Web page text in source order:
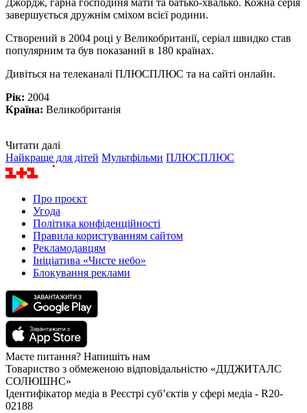
завершується дружнім сміхом всієї родини.
Створений в 2004 році у Великобританії, серіал швидко став
популярним та був показаний в 180 країнах.
Дивіться на телеканалі ПЛЮСПЛЮС та на сайті онлайн.
Рік: 2004
Країна: Великобританія
Читати далі
Найкраще для дітей Мультфільми ПЛЮСПЛЮС
Про проєкт
Угода
Політика конфіденційності
Правила користуванням сайтом
Рекламодавцям
Ініціатива «Чисте небо»
Блокування реклами
Маєте питання? Напишіть нам
Товариство з обмеженою відповідальністю «ДІДЖИТАЛС
СОЛЮШНС»
Ідентифікатор медіа в Реєстрі суб’єктів у сфері медіа - R20-
02188